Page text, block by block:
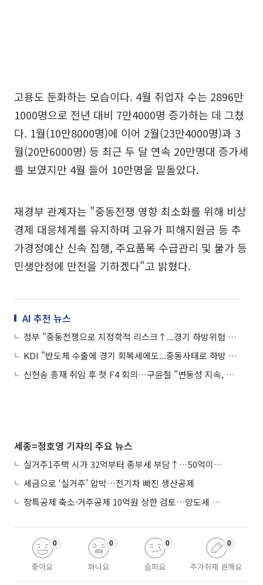
고용도 둔화하는 모습이다. 4월 취업자 수는 2896만
1000명으로 전년 대비 7만4000명 증가하는 데 그쳤
다. 1월(10만8000명)에 이어 2월(23만4000명)과 3
월(20만6000명) 등 최근 두 달 연속 20만명대 증가세
를 보였지만 4월 들어 10만명을 밑돌았다.
재경부 관계자는 "중동전쟁 영향 최소화를 위해 비상
경제 대응체계를 유지하며 고유가 피해지원금 등 추
가경정예산 신속 집행, 주요품목 수급관리 및 물가 등
민생안정에 만전을 기하겠다"고 밝혔다.
AI 추천 뉴스
정부 "중동전쟁으로 지정학적 리스크↑...경기 하방위험 증대"
KDI "반도체 수출에 경기 회복세에도...중동사태로 하방 위험 여전"
신현송 총재 취임 후 첫 F4 회의…구윤철 "변동성 지속, 필요시 안정조치"
세종=정호영 기자의 주요 뉴스
실거주1주택 시가 32억부터 종부세 부담↑…50억이면 454→979만원
세금으로 ‘실거주’ 압박…전기차 빠진 생산공제
장특공제 축소·거주공제 10억원 상한 검토…양도세 실거주 중심 개편
좋아요
0
화나요
0
슬퍼요
0
추가취재 원해요
0